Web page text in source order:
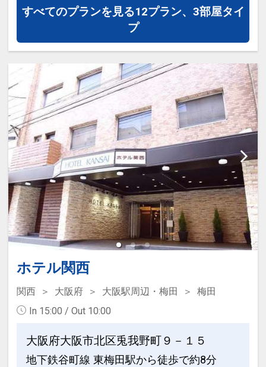
すべてのプランを見る12プラン、3部屋タイ
プ
ホテル関西
関西 大阪府 大阪駅周辺・梅田
梅田
In 15:00 / Out 10:00
大阪府大阪市北区兎我野町９－１５
地下鉄谷町線 東梅田駅から徒歩で約8分